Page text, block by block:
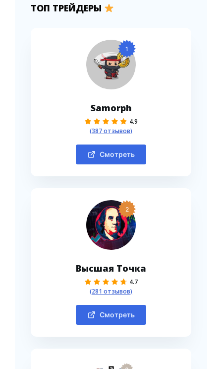
ТОП ТРЕЙДЕРЫ
1
Samorph
4.9
(387 отзывов)
Смотреть
2
Высшая Точка
4.7
(281 отзывов)
Смотреть